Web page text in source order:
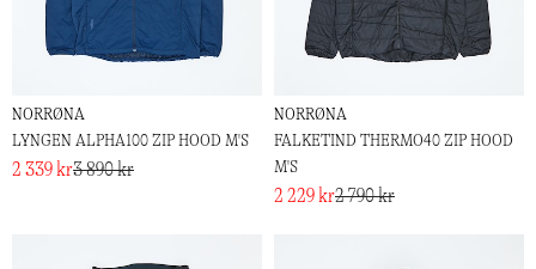
NORRØNA
LYNGEN ALPHA100 ZIP HOOD M'S
2 339 kr3 890 kr
NORRØNA
FALKETIND THERMO40 ZIP HOOD
M'S
2 229 kr2 790 kr